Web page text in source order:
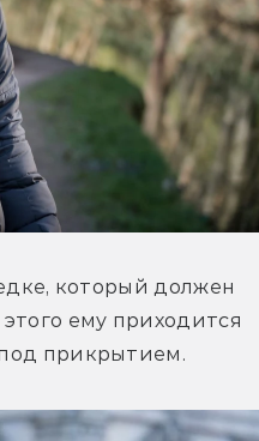
который должен
ему приходится
прикрытием.